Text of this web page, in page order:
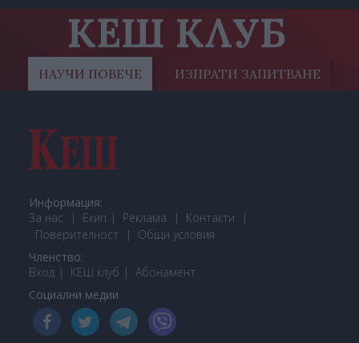
КЕШ КЛУБ
НАУЧИ ПОВЕЧЕ ИЗПРАТИ ЗАПИТВАНЕ
Информация:
За нас
Екип Реклама
Контакти
Поверителност
Общи условия
Членство:
Вход
КЕШ клуб Абонамент
Социални медии